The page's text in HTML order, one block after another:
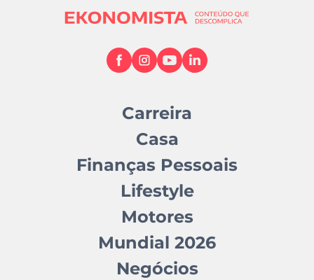
Carreira
Casa
Finanças Pessoais
Lifestyle
Motores
Mundial 2026
Negócios